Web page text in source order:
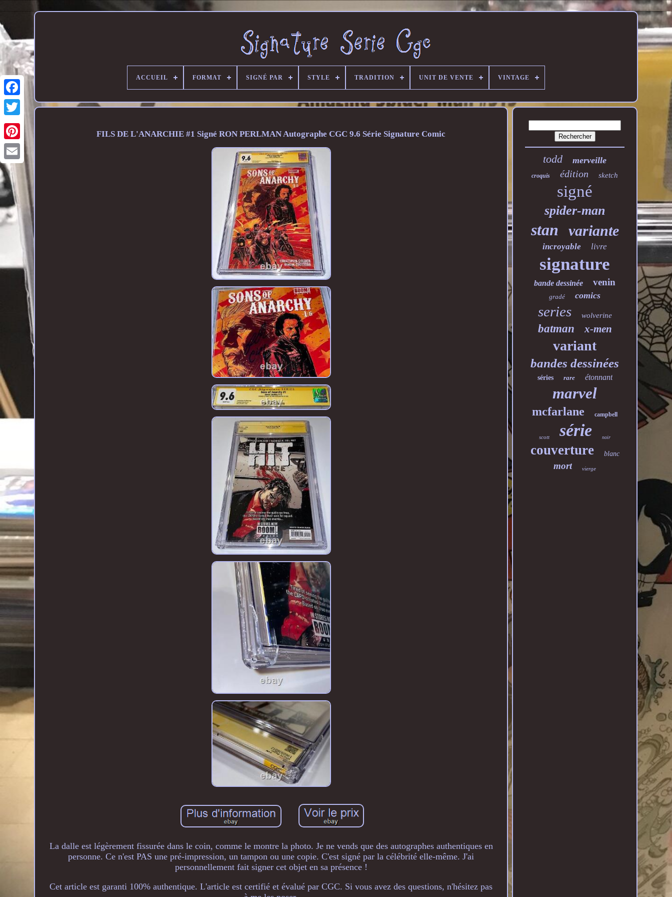
ACCUEIL FORMAT SIGNÉ PAR STYLE TRADITION UNIT DE VENTE VINTAGE
FILS DE L'ANARCHIE #1 Signé RON PERLMAN Autographe CGC 9.6 Série Signature Comic
La dalle est légèrement fissurée dans le coin, comme le montre la photo. Je ne vends que des autographes authentiques en
personne. Ce n'est PAS une pré-impression, un tampon ou une copie. C'est signé par la célébrité elle-même. J'ai
personnellement fait signer cet objet en sa présence !
Cet article est garanti 100% authentique. L'article est certifié et évalué par CGC. Si vous avez des questions, n'hésitez pas
todd merveille
croquis édition sketch
signé
spider-man
stan variante
incroyable livre
signature
bande dessinée venin
gradé comics
series wolverine
batman x-men
variant
bandes dessinées
séries rare étonnant
marvel
mcfarlane campbell
scott série noir
couverture blanc
mort vierge